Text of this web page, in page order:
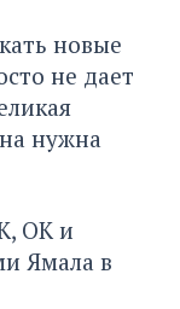
новые
не дает
нужна
, ОК и
Ямала в